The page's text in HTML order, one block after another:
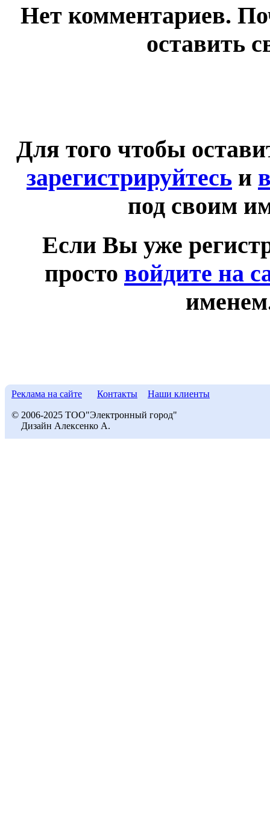
Нет комментариев.
оставить
Для того чтобы
зарегистрируйтесь и
под своим
Если Вы уже
просто войдите на
Реклама на сайте Контакты Наши клиенты
© 2006-2025 ТОО"Электронный город"
Дизайн Алексенко А.